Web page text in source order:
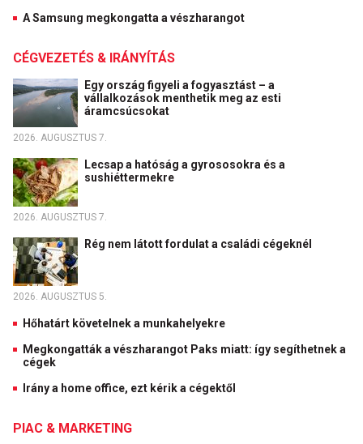
A Samsung megkongatta a vészharangot
CÉGVEZETÉS & IRÁNYÍTÁS
Egy ország figyeli a fogyasztást – a
vállalkozások menthetik meg az esti
áramcsúcsokat
2026. AUGUSZTUS 7.
Lecsap a hatóság a gyrososokra és a
sushiéttermekre
2026. AUGUSZTUS 7.
Rég nem látott fordulat a családi cégeknél
2026. AUGUSZTUS 5.
Hőhatárt követelnek a munkahelyekre
Megkongatták a vészharangot Paks miatt: így segíthetnek a
cégek
Irány a home office, ezt kérik a cégektől
PIAC & MARKETING